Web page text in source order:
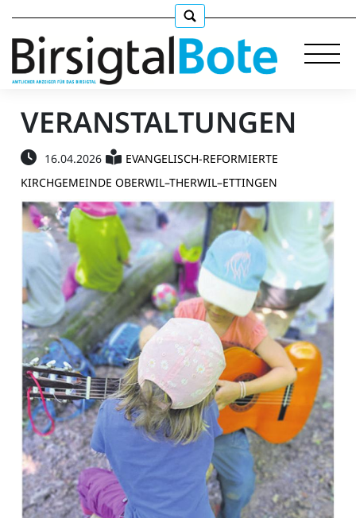
Immobilien
Stellen
Paper
VERANSTALTUNGEN
16.04.2026
EVANGELISCH-REFORMIERTE
KIRCHGEMEINDE OBERWIL–THERWIL–ETTINGEN